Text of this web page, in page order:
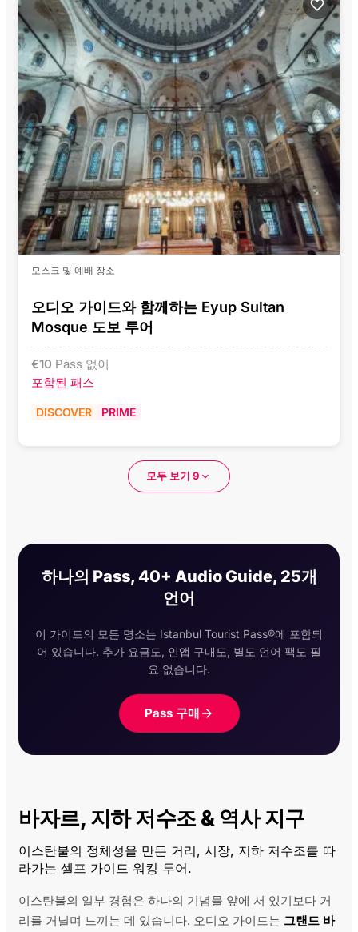
모스크 및 예배 장소
오디오 가이드와 함께하는 Eyup Sultan
Mosque 도보 투어
€10 Pass 없이
포함된 패스
DISCOVER PRIME
모두 보기 9
하나의 Pass, 40+ Audio Guide, 25개
언어
이 가이드의 모든 명소는 Istanbul Tourist Pass®에 포함되
어 있습니다. 추가 요금도, 인앱 구매도, 별도 언어 팩도 필
요 없습니다.
Pass 구매
바자르, 지하 저수조 & 역사 지구
이스탄불의 정체성을 만든 거리, 시장, 지하 저수조를 따
라가는 셀프 가이드 워킹 투어.
이스탄불의 일부 경험은 하나의 기념물 앞에 서 있기보다 거
리를 거닐며 느끼는 데 있습니다. 오디오 가이드는 그랜드 바